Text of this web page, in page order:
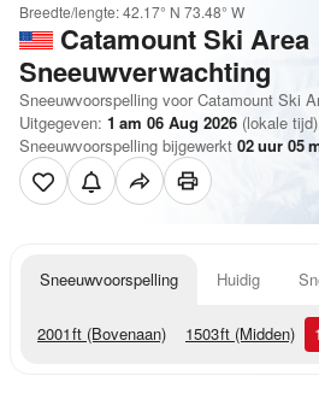
Breedte/lengte:42.17° N 73.48° W
Catamount Ski Area
Sneeuwverwachting
Sneeuwvoorspelling voor Catamount Ski
Uitgegeven: 1 am 06 Aug 2026 (lokale tijd)
Sneeuwvoorspelling bijgewerkt 02uur 05
Sneeuwvoorspelling Huidig
2001ft (Bovenaan) 1503ft (Midden)